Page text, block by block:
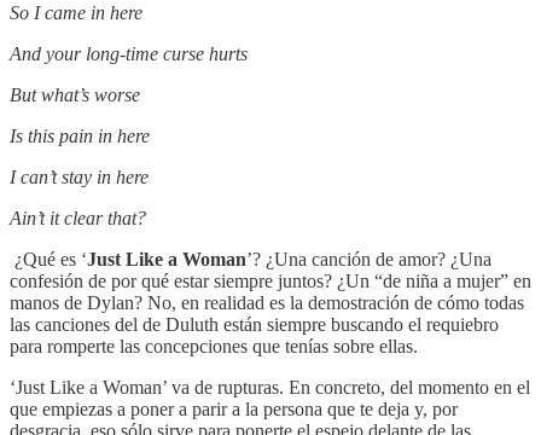
So I came in here
And your long-time curse hurts
But what’s worse
Is this pain in here
I can’t stay in here
Ain’t it clear that?
¿Qué es ‘Just Like a Woman’? ¿Una canción de amor? ¿Una
confesión de por qué estar siempre juntos? ¿Un “de niña a mujer” en
manos de Dylan? No, en realidad es la demostración de cómo todas
las canciones del de Duluth están siempre buscando el requiebro
para romperte las concepciones que tenías sobre ellas.
‘Just Like a Woman’ va de rupturas. En concreto, del momento en el
que empiezas a poner a parir a la persona que te deja y, por
desgracia, eso sólo sirve para ponerte el espejo delante de las